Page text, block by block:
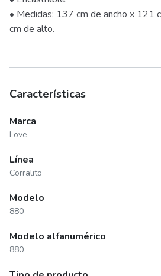
• Medidas: 137 cm de ancho x 121
cm de alto.
Características
Marca
Love
Línea
Corralito
Modelo
880
Modelo alfanumérico
880